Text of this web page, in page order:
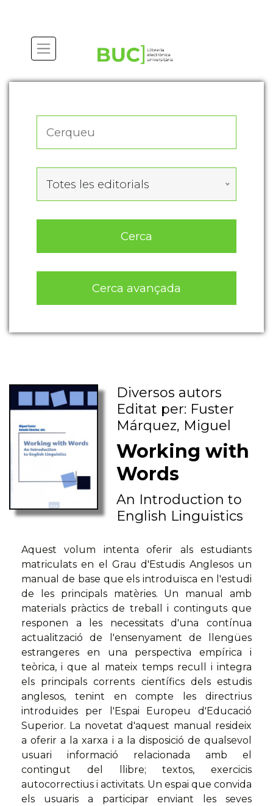
Totes les editorials
Cerca
Cerca avançada
Diversos autors
Editat per: Fuster
Márquez, Miguel
Working with
Words
An Introduction to
English Linguistics
Aquest volum intenta oferir als estudiants
matriculats en el Grau d'Estudis Anglesos un
manual de base que els introduïsca en l'estudi
de les principals matèries. Un manual amb
materials pràctics de treball i continguts que
responen a les necessitats d'una contínua
actualització de l'ensenyament de llengües
estrangeres en una perspectiva empírica i
teòrica, i que al mateix temps recull i integra
els principals corrents científics dels estudis
anglesos, tenint en compte les directrius
introduïdes per l'Espai Europeu d'Educació
Superior. La novetat d'aquest manual resideix
a oferir a la xarxa i a la disposició de qualsevol
usuari informació relacionada amb el
contingut del llibre; textos, exercicis
autocorrectius i activitats. Un espai que convida
els usuaris a participar enviant les seves